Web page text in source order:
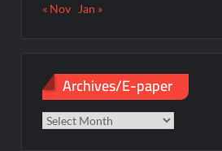
« Nov
Jan »
Archives/E-paper